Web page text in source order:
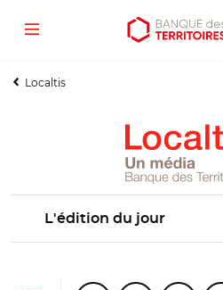
Aller
contenu
Aller
menu
Ouvrir
outils
Menu
Localtis
L'édition du jour